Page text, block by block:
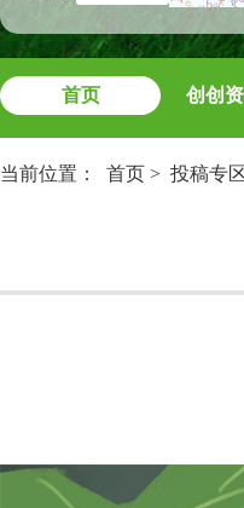
首页 创创
当前位置： 首页 > 投稿专